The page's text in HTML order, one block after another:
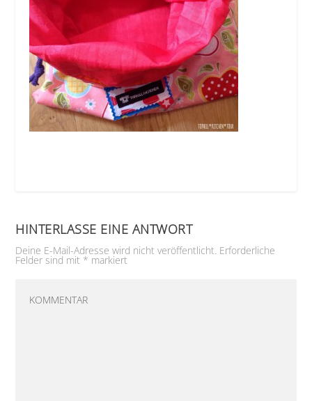
HINTERLASSE EINE ANTWORT
Deine E-Mail-Adresse wird nicht veröffentlicht. Erforderliche
Felder sind mit * markiert